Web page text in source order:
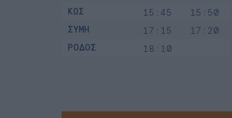
ΚΩΣ
15:45
15:50
ΣΥΜΗ
17:15
17:20
ΡΟΔΟΣ
18:10